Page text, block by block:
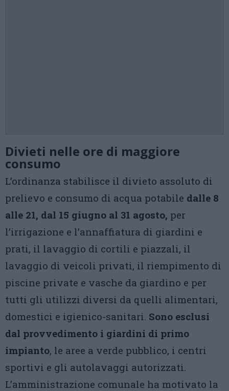
Divieti nelle ore di maggiore
consumo
L’ordinanza stabilisce il divieto assoluto di
prelievo e consumo di acqua potabile dalle 8
alle 21, dal 15 giugno al 31 agosto, per
l’irrigazione e l’annaffiatura di giardini e
prati, il lavaggio di cortili e piazzali, il
lavaggio di veicoli privati, il riempimento di
piscine private e vasche da giardino e per
tutti gli utilizzi diversi da quelli alimentari,
domestici e igienico-sanitari. Sono esclusi
dal provvedimento i giardini di primo
impianto, le aree a verde pubblico, i centri
sportivi e gli autolavaggi autorizzati.
L’amministrazione comunale ha motivato la